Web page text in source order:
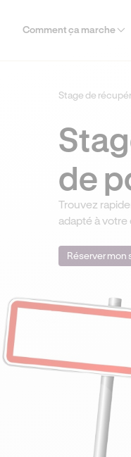
Comment ça marche
Stage de
de
Trouvez
adapté à
Réserver mon